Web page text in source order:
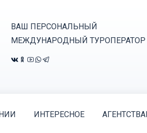
ВАШ ПЕРСОНАЛЬНЫЙ
МЕЖДУНАРОДНЫЙ ТУРОПЕРАТОР
ИНТЕРЕСНОЕ